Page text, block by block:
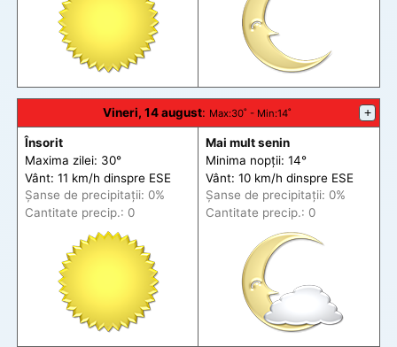
Vineri, 14 august: Max:30˚ - Min:14˚ +
Însorit
Maxima zilei: 30°
Vânt: 11 km/h dinspre ESE
Șanse de precipitații: 0%
Cantitate precip.: 0
Mai mult senin
Minima nopții: 14°
Vânt: 10 km/h dinspre ESE
Șanse de precipitații: 0%
Cantitate precip.: 0